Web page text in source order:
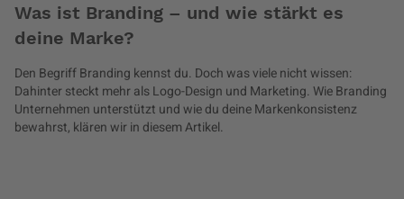
Was ist Branding – und wie stärkt es
deine Marke?
Den Begriff Branding kennst du. Doch was viele nicht wissen:
Dahinter steckt mehr als Logo-Design und Marketing. Wie Branding
Unternehmen unterstützt und wie du deine Markenkonsistenz
bewahrst, klären wir in diesem Artikel.